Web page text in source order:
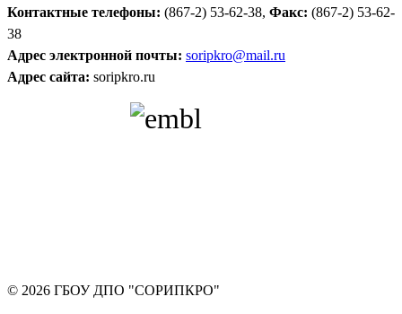
Контактные телефоны: (867-2) 53-62-38, Факс: (867-2) 53-62-
38
Адрес электронной почты: soripkro@mail.ru
Адрес сайта: soripkro.ru
© 2026 ГБОУ ДПО "СОРИПКРО"